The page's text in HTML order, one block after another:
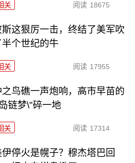
关 阅读 18675
斯这狠厉一击，终结了美军吹
半个世纪的牛
关 阅读 17955
之鸟礁一声炮响，高市早苗的
链梦\"碎一地
关 阅读 17314
伊停火是幌子？穆杰塔巴回